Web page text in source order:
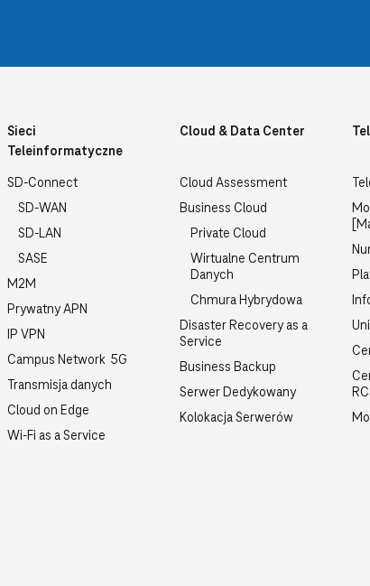
Sieci
Teleinformatyczne
SD-Connect
SD-WAN
SD-LAN
SASE
M2M
Prywatny APN
IP VPN
Campus Network 5G
Transmisja danych
Cloud on Edge
Wi-Fi as a Service
Cloud & Data Center
Cloud Assessment
Business Cloud
Private Cloud
Wirtualne Centrum
Danych
Chmura Hybrydowa
Disaster Recovery as a
Service
Business Backup
Serwer Dedykowany
Kolokacja Serwerów